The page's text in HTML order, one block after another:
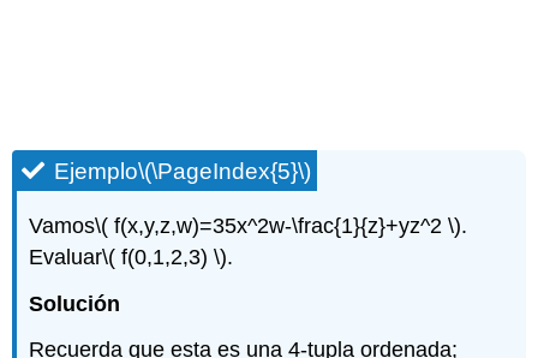
Ejemplo\(\PageIndex{5}\)
Vamos\( f(x,y,z,w)=35x^2w-\frac{1}{z}+yz^2 \).
Evaluar\( f(0,1,2,3) \).
Solución
Recuerda que esta es una 4-tupla ordenada;